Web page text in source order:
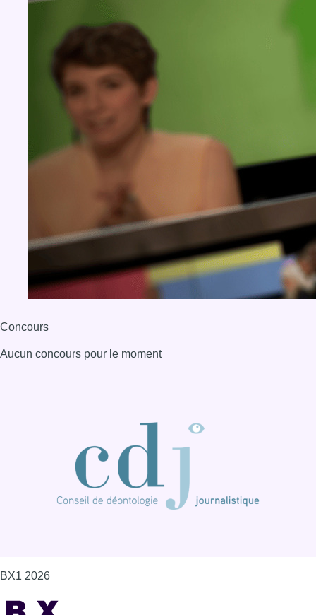
Concours
Aucun concours pour le moment
BX1 2026